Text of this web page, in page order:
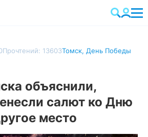
Прочтений: 13603Томск, День Победы
объяснили,
салют ко Дню
место